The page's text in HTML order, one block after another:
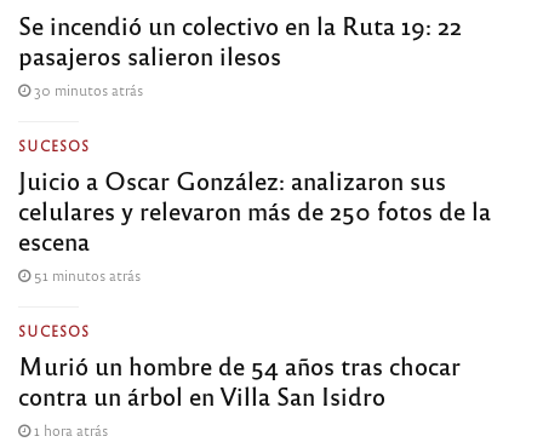
Se incendió un colectivo en la Ruta 19: 22
pasajeros salieron ilesos
30 minutos atrás
SUCESOS
Juicio a Oscar González: analizaron sus
celulares y relevaron más de 250 fotos de la
escena
51 minutos atrás
SUCESOS
Murió un hombre de 54 años tras chocar
contra un árbol en Villa San Isidro
1 hora atrás